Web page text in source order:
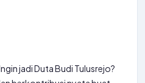
jadi Duta Budi Tulusrejo?